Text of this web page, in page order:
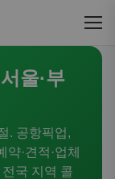
울·부
. 공항픽업,
·견적·업체
국 지역 콜